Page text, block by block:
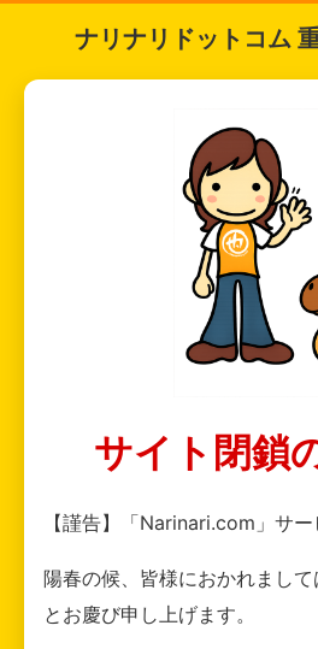
ナリナリドットコム
サイト閉鎖
【謹告】「Narinari.com」サ
陽春の候、皆様におかれまし
とお慶び申し上げます。